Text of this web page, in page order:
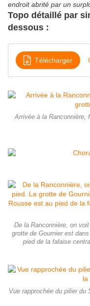
endroit abrité par un
Topo détaillé par
dessous :
Télécharger
Arrivée à la Ranconnière,
De la Ranconnière, on
grotte de Gournier est
pied de la falaise
Vue rapprochée du pilier du